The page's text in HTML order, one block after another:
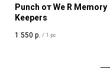
Punch от We R Memory
Keepers
1 550 р. / 1 pc